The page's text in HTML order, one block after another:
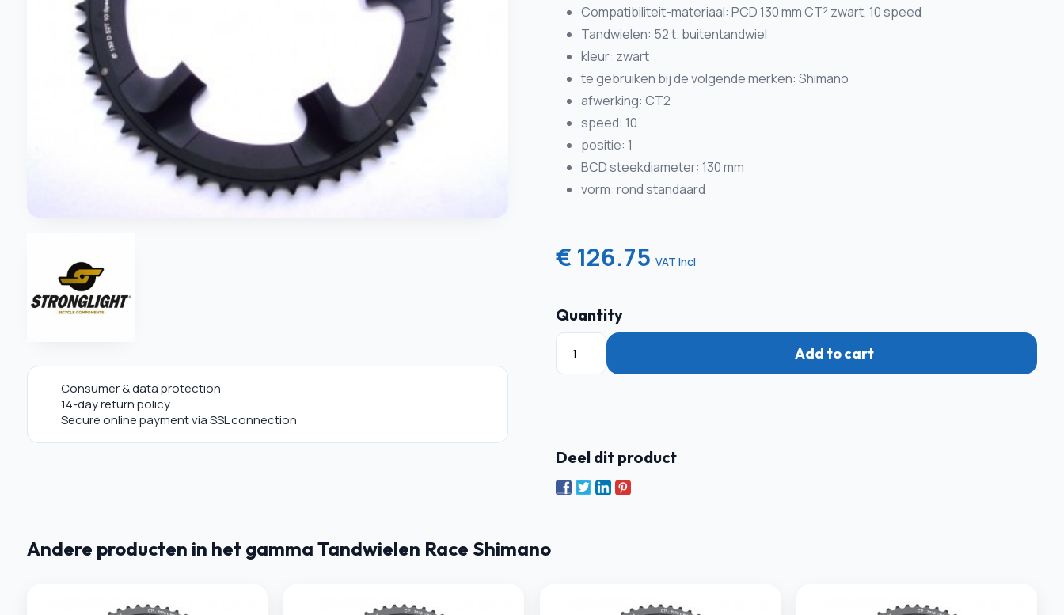
Consumer & data protection
14-day return policy
Secure online payment via SSL connection
Compatibiliteit-materiaal: PCD 130 mm CT² zwart, 10 speed
Tandwielen: 52 t. buitentandwiel
kleur: zwart
te gebruiken bij de volgende merken: Shimano
afwerking: CT2
speed: 10
positie: 1
BCD steekdiameter: 130 mm
vorm: rond standaard
€ 126.75 VAT Incl
Quantity
Add to cart
Deel dit product
Andere producten in het gamma Tandwielen Race Shimano